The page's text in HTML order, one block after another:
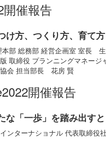
催報告
け方、つくり方、育
本部 総務部 経営企画室 室長
取締役 プランニングマネー
会 担当部長 花房 賢
開催報告
な「一歩」を踏み出す
ンターナショナル 代表取締